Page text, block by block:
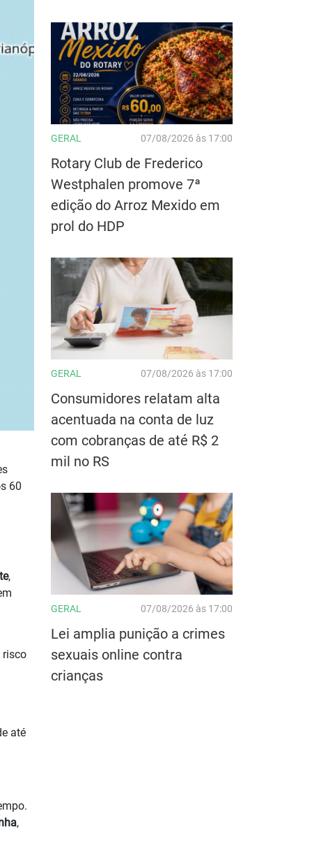
60
,
risco
até
,
GERAL 07/08/2026 às 17:00
Rotary Club de Frederico
Westphalen promove 7ª
edição do Arroz Mexido em
prol do HDP
GERAL 07/08/2026 às 17:00
Consumidores relatam alta
acentuada na conta de luz
com cobranças de até R$ 2
mil no RS
GERAL 07/08/2026 às 17:00
Lei amplia punição a crimes
sexuais online contra
crianças